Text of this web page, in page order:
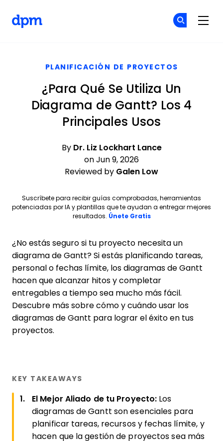
PLANIFICACIÓN DE PROYECTOS
¿Para Qué Se Utiliza Un
Diagrama de Gantt? Los 4
Principales Usos
By Dr. Liz Lockhart Lance
on Jun 9, 2026
Reviewed by Galen Low
Suscríbete para recibir guías comprobadas, herramientas
potenciadas por IA y plantillas que te ayudan a entregar mejores
resultados. Únete GratisOpens new window
¿No estás seguro si tu proyecto necesita un
diagrama de Gantt? Si estás planificando tareas,
personal o fechas límite, los diagramas de Gantt
hacen que alcanzar hitos y completar
entregables a tiempo sea mucho más fácil.
Descubre más sobre cómo y cuándo usar los
diagramas de Gantt para lograr el éxito en tus
proyectos.
KEY TAKEAWAYS
El Mejor Aliado de tu Proyecto: Los
diagramas de Gantt son esenciales para
planificar tareas, recursos y fechas límite, y
hacen que la gestión de proyectos sea más